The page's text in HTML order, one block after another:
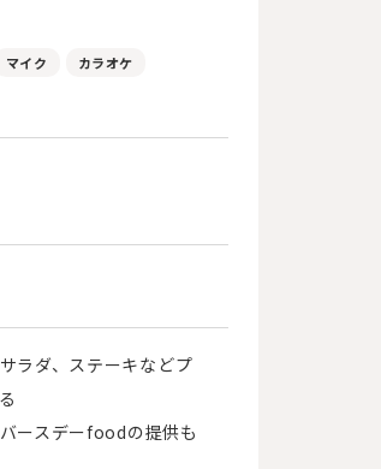
マイク
カラオケ
ラダ、ステーキなどプ
ースデーfoodの提供も